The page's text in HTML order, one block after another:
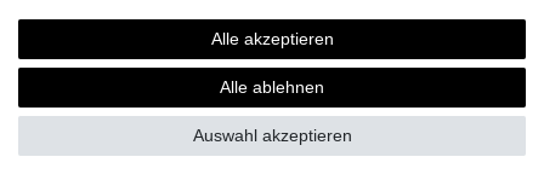
Alle akzeptieren
Alle ablehnen
Auswahl akzeptieren
© Copyright 2026 | Alle Rechte vorbehalten.
Realisierung und Umsetzung bye